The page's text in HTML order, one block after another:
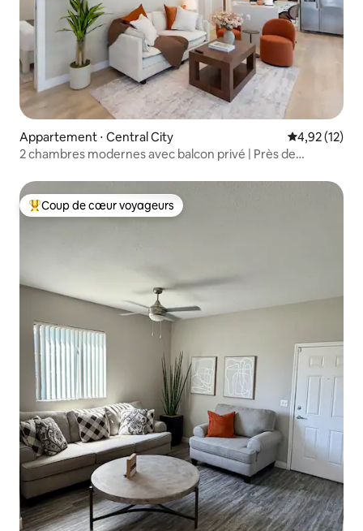
Appartement ⋅ Central City Évaluation
4,92 (12)
2 chambres modernes avec balcon privé | Près de
Coups de cœur voyageurs les plus appréciés
Coup de cœur voyageurs